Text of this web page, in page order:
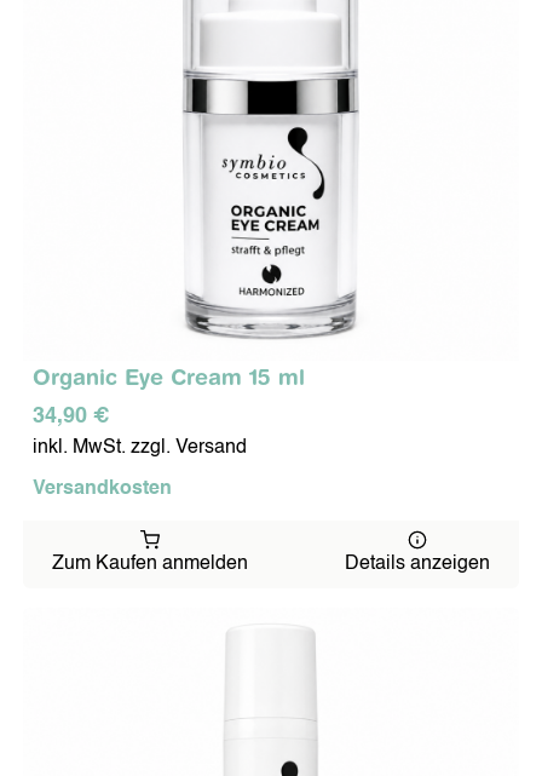
Organic Eye Cream 15 ml
34,90 €
inkl. MwSt. zzgl. Versand
Versandkosten
Zum Kaufen anmelden Details anzeigen